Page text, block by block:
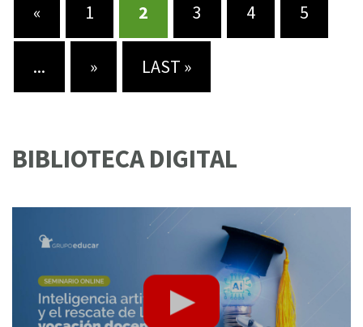
« 1 2 3 4 5
... » LAST »
BIBLIOTECA DIGITAL